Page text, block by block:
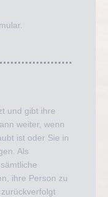
und gibt ihre
weiter, wenn
ist oder Sie in
Als
ihre Person zu